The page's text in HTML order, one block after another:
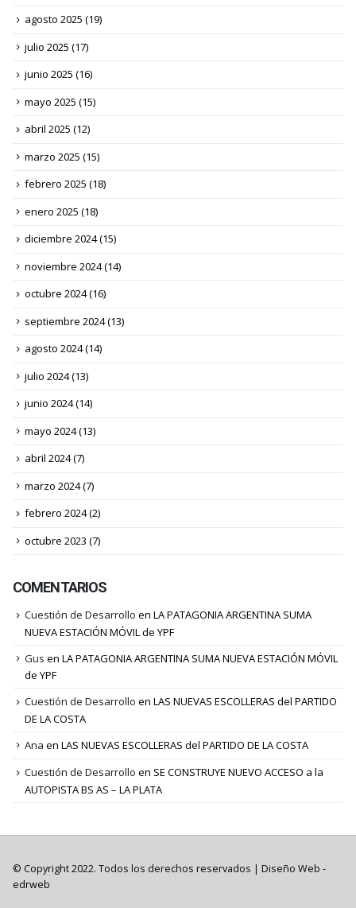
agosto 2025 (19)
julio 2025 (17)
junio 2025 (16)
mayo 2025 (15)
abril 2025 (12)
marzo 2025 (15)
febrero 2025 (18)
enero 2025 (18)
diciembre 2024(15)
noviembre 2024(14)
octubre 2024(16)
septiembre 2024(13)
agosto 2024(14)
julio 2024(13)
junio 2024(14)
mayo 2024(13)
abril 2024(7)
marzo 2024(7)
febrero 2024(2)
octubre 2023 (7)
COMENTARIOS
Cuestión de Desarrollo en LA PATAGONIA ARGENTINA SUMA
NUEVA ESTACIÓN MÓVIL de YPF
Gus en LA PATAGONIA ARGENTINA SUMA NUEVA ESTACIÓN MÓVIL
de YPF
Cuestión de Desarrollo en LAS NUEVAS ESCOLLERAS del PARTIDO
DE LA COSTA
Ana en LAS NUEVAS ESCOLLERAS del PARTIDO DE LA COSTA
Cuestión de Desarrollo en SE CONSTRUYE NUEVO ACCESO a la
AUTOPISTA BS AS – LA PLATA
© Copyright 2022. Todos los derechos reservados | Diseño Web -
edrweb